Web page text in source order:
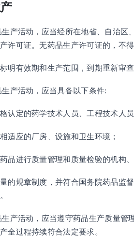
生产活动，应当经所在地省、自治区
许可证。无药品生产许可证的，不
明有效期和生产范围，到期重新审
生产活动，应当具备以下条件:
格认定的药学技术人员、工程技术人
适应的厂房、设施和卫生环境；
药品进行质量管理和质量检验的机构
量的规章制度，并符合国务院药品监
生产活动，应当遵守药品生产质量管
全过程持续符合法定要求。